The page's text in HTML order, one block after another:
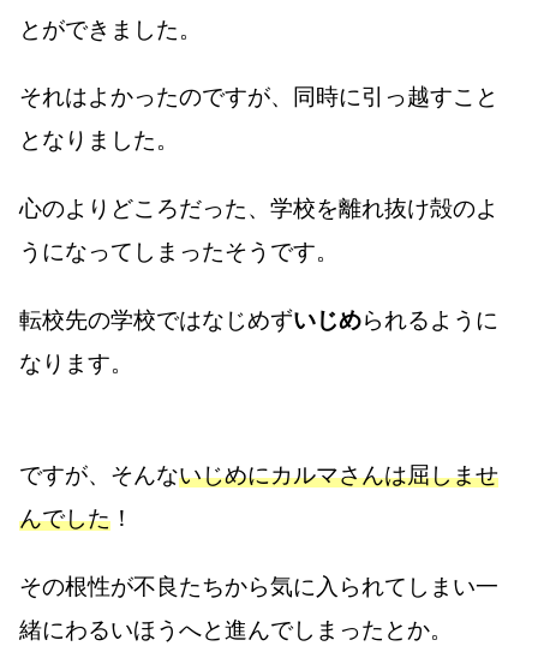
とができました。
それはよかったのですが、同時に引っ越すこと
となりました。
心のよりどころだった、学校を離れ抜け殻のよ
うになってしまったそうです。
転校先の学校ではなじめずいじめられるように
なります。
ですが、そんないじめにカルマさんは屈しませ
んでした ！
その根性が不良たちから気に入られてしまい一
緒にわるいほうへと進んでしまったとか。